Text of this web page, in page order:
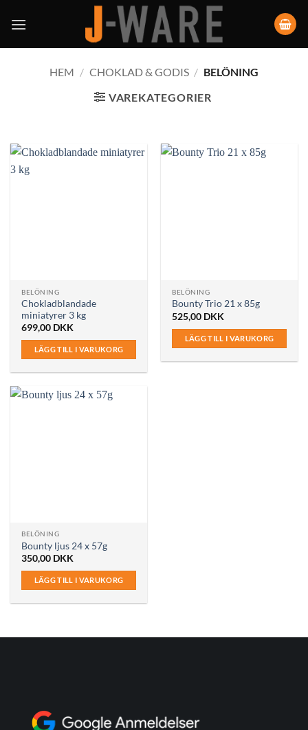
HEM / CHOKLAD & GODIS / BELÖNING
VAREKATEGORIER
BELÖNING
Chokladblandade
miniatyrer 3 kg
699,00 DKK
LÄGG TILL I VARUKORG
BELÖNING
Bounty Trio 21 x 85g
525,00 DKK
LÄGG TILL I VARUKORG
BELÖNING
Bounty ljus 24 x 57g
350,00 DKK
LÄGG TILL I VARUKORG